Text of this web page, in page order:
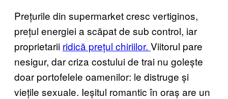
Prețurile din supermarket cresc vertiginos,
prețul energiei a scăpat de sub control, iar
proprietarii ridică prețul chiriilor. Viitorul pare
nesigur, dar criza costului de trai nu golește
doar portofelele oamenilor: le distruge și
viețile sexuale. Ieșitul romantic în oraș are un